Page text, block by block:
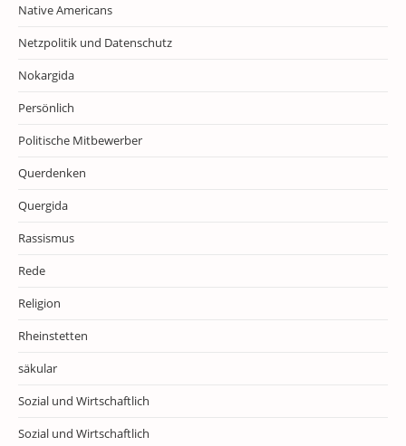
Native Americans
Netzpolitik und Datenschutz
Nokargida
Persönlich
Politische Mitbewerber
Querdenken
Quergida
Rassismus
Rede
Religion
Rheinstetten
säkular
Sozial und Wirtschaftlich
Sozial und Wirtschaftlich